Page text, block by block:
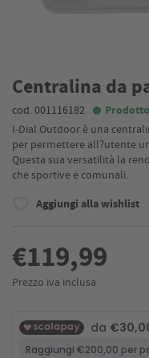
Centralina da
cod. 001116182
I-Dial Outdoor è una
per permettere all?utente
Questa sua versatilità la
che sportive e comunali.
Aggiungi alla wishlist
€119,99
Prezzo iva inclusa